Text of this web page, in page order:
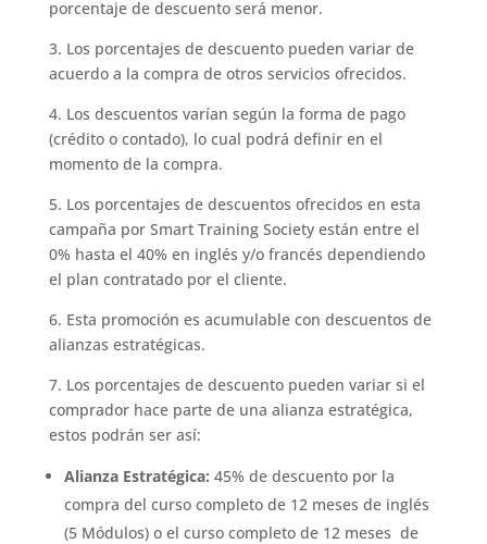
porcentaje de descuento será menor.
3. Los porcentajes de descuento pueden variar de
acuerdo a la compra de otros servicios ofrecidos.
4. Los descuentos varían según la forma de pago
(crédito o contado), lo cual podrá definir en el
momento de la compra.
5. Los porcentajes de descuentos ofrecidos en esta
campaña por Smart Training Society están entre el
0% hasta el 40% en inglés y/o francés dependiendo
el plan contratado por el cliente.
6. Esta promoción es acumulable con descuentos de
alianzas estratégicas.
7. Los porcentajes de descuento pueden variar si el
comprador hace parte de una alianza estratégica,
estos podrán ser así:
Alianza Estratégica: 45% de descuento por la
compra del curso completo de 12 meses de inglés
(5 Módulos) o el curso completo de 12 meses de